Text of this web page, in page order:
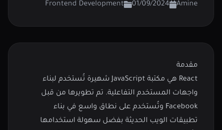
Amine
01/09/2024
Frontend Development
مقدمة
React هي مكتبة JavaScript شهيرة تُستخدم لبناء
واجهات المستخدم التفاعلية. تم تطويرها من قبل
Facebook وتُستخدم على نطاق واسع في بناء
تطبيقات الويب الحديثة بفضل سهولة استخدامها